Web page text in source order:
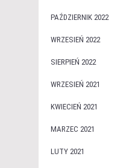
PAŹDZIERNIK 2022
WRZESIEŃ 2022
SIERPIEŃ 2022
WRZESIEŃ 2021
KWIECIEŃ 2021
MARZEC 2021
LUTY 2021